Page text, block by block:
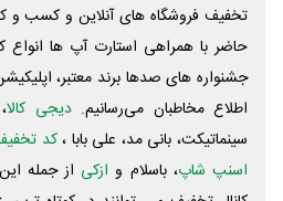
تخفیف فروشگاه های آنلاین و کسب و‌
حاضر با همراهی استارت آپ ها انواع
جشنواره های صدها برند معتبر،
اطلاع مخاطبان می‌رسانیم. دیجی کالا،
سینماتیکت، بانی مد، علی‌ بابا ،کد
اسنپ شاپ، باسلام و ازکی از جمله